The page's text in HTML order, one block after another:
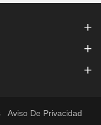
Aviso De Privacidad